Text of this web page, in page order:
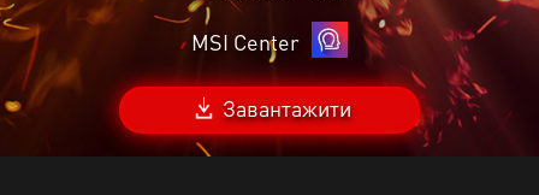
MSI Center
Завантажити